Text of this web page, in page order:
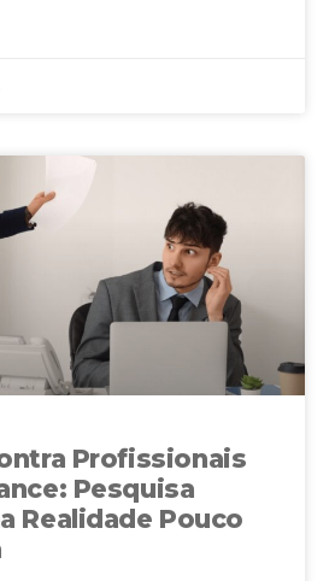
Profissionais
Pesquisa
Realidade Pouco